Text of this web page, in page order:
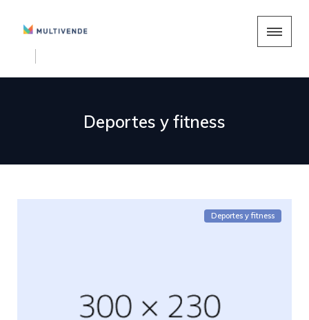
Deportes y fitness
Deportes y fitness